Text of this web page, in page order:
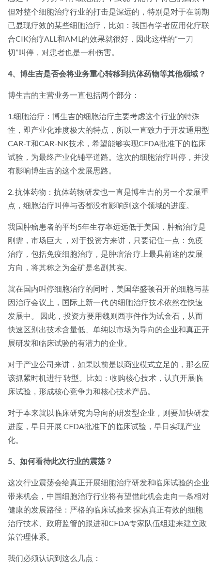
但对整个细胞治疗行业的打击是深远的，特别是对于在前期
已显现疗效的某些细胞治疗，比如：我国有学者应用化疗联
合CIK治疗ALL和AML的效果就很好，因此这样的“一刀
切”叫停，对患者也是一种伤害。
4、博生吉是否会将业务重心转移到抗体药物等其他领域？
博生吉的主营业务一直包括两个部分：
1.细胞治疗：博生吉的细胞治疗主要考虑这个行业的特殊
性，即产业化难度极大的特点，所以一直致力于开发通用型
CAR-T和CAR-NK技术，希望能够实现CFDA批准下的临床
试验，为最终产业化铺平道路。这次的细胞治疗叫停，并没
有影响博生吉的这个发展思路。
2. 抗体药物：抗体药物研发也一直是博生吉的另一个发展重
点，细胞治疗叫停与否都没有影响到这个领域的进度。
我国肿瘤患者的平均5年生存率远远低于美国，肿瘤治疗是
刚需，市场巨大 ，对于投资方来讲，只要记住一点：免疫
治疗，包括免疫细胞治疗，是肿瘤治 疗上最具前途的发展
方向，将其称之为金矿是名副其实。
就在国内叫停细胞治疗的同时，美国华盛顿召开的细胞与基
因治疗会议上，国际上新一代 的细胞治疗技术依然在快速
发展中。 因此，投资方要用魏则西事件作为试金石，从而
快速区别出技术含量低、单纯以市场为导向的企业和真正开
展研发和临床试验的有潜力的企业。
对于产业公司来讲，如果以前是以商业模式立足的，那么应
该抓紧时机进行 转型。比如：收购核心技术，认真开展临
床试验，形成核心竞争力和核心技术产品。
对于本来就以临床研究为导向的研发型企业，则要加快研发
进度，早日开展 CFDA批准下的临床试验，早日实现产业
化。
5、如何看待此次行业的震荡？
这次行业震荡会给真正开展细胞治疗研发和临床试验的企业
带来机会，中国细胞治疗行业将有望借此机会走向一条相对
健康的发展路径：严格的临床试验来 探索真正有效的细胞
治疗技术、政府监管的跟进和CFDA专家队伍组建来建立政
策管理体系。
我们必须认识到这么几点：